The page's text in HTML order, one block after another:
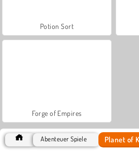
Potion Sort
Forge of Empires
Abenteuer Spiele Planet of